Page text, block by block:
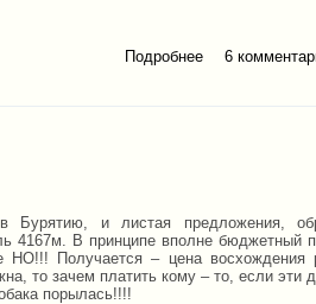
Подробнее о Бахмур.
6
Бурятию, и листая предложения,
4167м. В принципе вполне бюджетный
Получается – цена восхождения
то зачем платить кому – то, если эти
порылась!!!!